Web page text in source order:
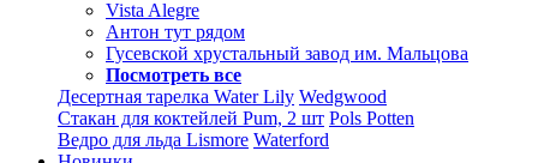
Vista Alegre
Антон тут рядом
Гусевской хрустальный завод им. Мальцова
Посмотреть все
Десертная тарелка Water Lily Wedgwood
Стакан для коктейлей Pum, 2 шт Pols Potten
Ведро для льда Lismore Waterford